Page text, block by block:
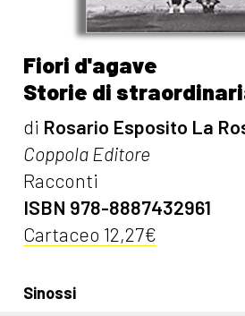
Fiori d'agave
Storie di
di Rosario Esposito La
Coppola Editore
Racconti
ISBN 978-8887432961
Cartaceo 12,27€
Sinossi